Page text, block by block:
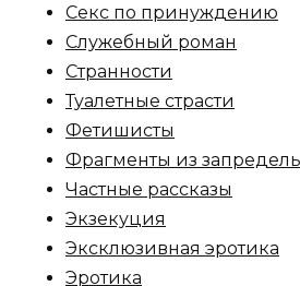
Секс по принуждению
Служебный роман
Странности
Туалетные страсти
Фетишисты
Фрагменты из
Частные рассказы
Экзекуция
Эксклюзивная эротика
Эротика